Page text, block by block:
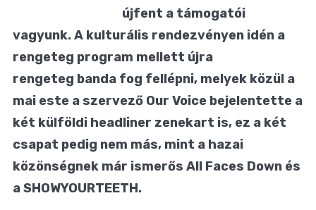
újfent a támogatói
vagyunk. A kulturális rendezvényen idén a
rengeteg program mellett újra
rengeteg banda fog fellépni, melyek közül a
mai este a szervező Our Voice bejelentette a
két külföldi headliner zenekart is, ez a két
csapat pedig nem más, mint a hazai
közönségnek már ismerős All Faces Down és
a SHOWYOURTEETH.